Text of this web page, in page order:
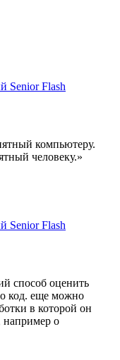
Senior Flash
компьютеру.
человеку.»
Senior Flash
способ оценить
код. еще можно
в которой он
например о